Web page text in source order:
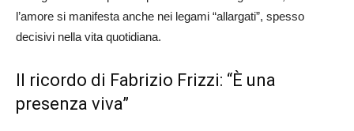
l’amore si manifesta anche nei legami “allargati”, spesso
decisivi nella vita quotidiana.
Il ricordo di Fabrizio Frizzi: “È una
presenza viva”